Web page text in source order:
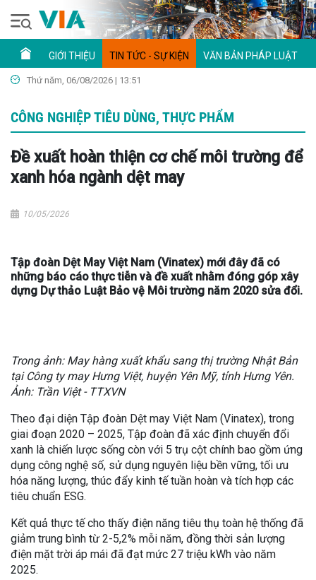
GIỚI THIỆU TIN TỨC - SỰ KIỆN VĂN BẢN PHÁP LUẬT
Thứ năm, 06/08/2026 | 13:51
CÔNG NGHIỆP TIÊU DÙNG, THỰC PHẨM
Đề xuất hoàn thiện cơ chế môi trường để
xanh hóa ngành dệt may
10/05/2026
Tập đoàn Dệt May Việt Nam (Vinatex) mới đây đã có
những báo cáo thực tiễn và đề xuất nhằm đóng góp xây
dựng Dự thảo Luật Bảo vệ Môi trường năm 2020 sửa đổi.
Trong ảnh: May hàng xuất khẩu sang thị trường Nhật Bản
tại Công ty may Hưng Việt, huyện Yên Mỹ, tỉnh Hưng Yên.
Ảnh: Trần Việt - TTXVN
Theo đại diện Tập đoàn Dệt may Việt Nam (Vinatex), trong
giai đoạn 2020 – 2025, Tập đoàn đã xác định chuyển đổi
xanh là chiến lược sống còn với 5 trụ cột chính bao gồm ứng
dụng công nghệ số, sử dụng nguyên liệu bền vững, tối ưu
hóa năng lượng, thúc đẩy kinh tế tuần hoàn và tích hợp các
tiêu chuẩn ESG.
Kết quả thực tế cho thấy điện năng tiêu thụ toàn hệ thống đã
giảm trung bình từ 2-5,2% mỗi năm, đồng thời sản lượng
điện mặt trời áp mái đã đạt mức 27 triệu kWh vào năm
2025.